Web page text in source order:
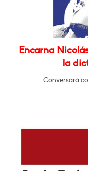
Encarna
la
Conversará